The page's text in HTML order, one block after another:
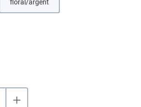
floral/argent